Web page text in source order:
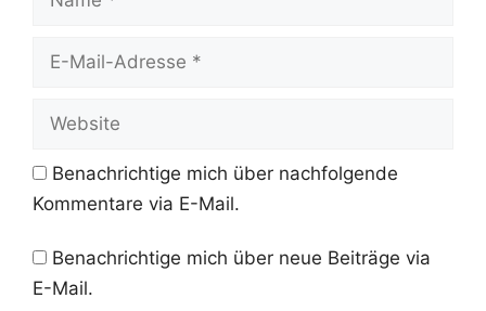
Mail-
Benachrichtige mich über nachfolgende
Kommentare via E-Mail.
Benachrichtige mich über neue Beiträge via
E-Mail.